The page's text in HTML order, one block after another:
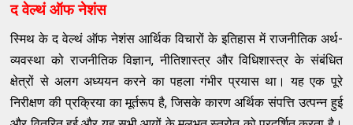
द वेल्‍थं ऑफ नेशंस
स्‍मिथ के द वेल्‍थं ऑफ नेशंस आर्थिक विचारों के इतिहास में राजनीतिक अर्थ-
व्‍यवस्‍था को राजनीतिक विज्ञान, नीतिशास्‍त्र और विधिशास्‍त्र के संबंधित
क्षेत्रों से अलग अध्‍ययन करने का पहला गंभीर प्रयास था। यह एक पूरे
निरीक्षण की प्रक्रिया का मूर्तरूप है, जिसके कारण अर्थिक संपत्ति उत्‍पन्‍न हुई